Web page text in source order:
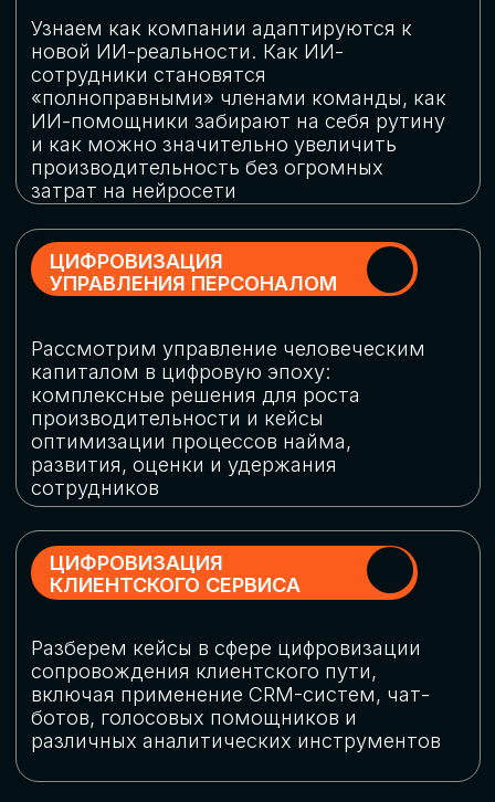
огромную статью затрат
ОБЛАЧНЫЕ ТЕХНОЛОГИИ
Подискутируем, какие облачные решения
существуют на рынке и почему
использование мультиоблачных моделей
не только снижает затраты, но и
«пересборки» бизнес-моделей
СКАЧАТЬ
ПРОГРАММУ
КОНФЕРЕНЦИИ
Оставьте заявку, мы направим вам
программу конференции
СКАЧАТЬ ПРОГРАММУ
СПИКЕРЫ
В конференции участвовали более 120 спикеров